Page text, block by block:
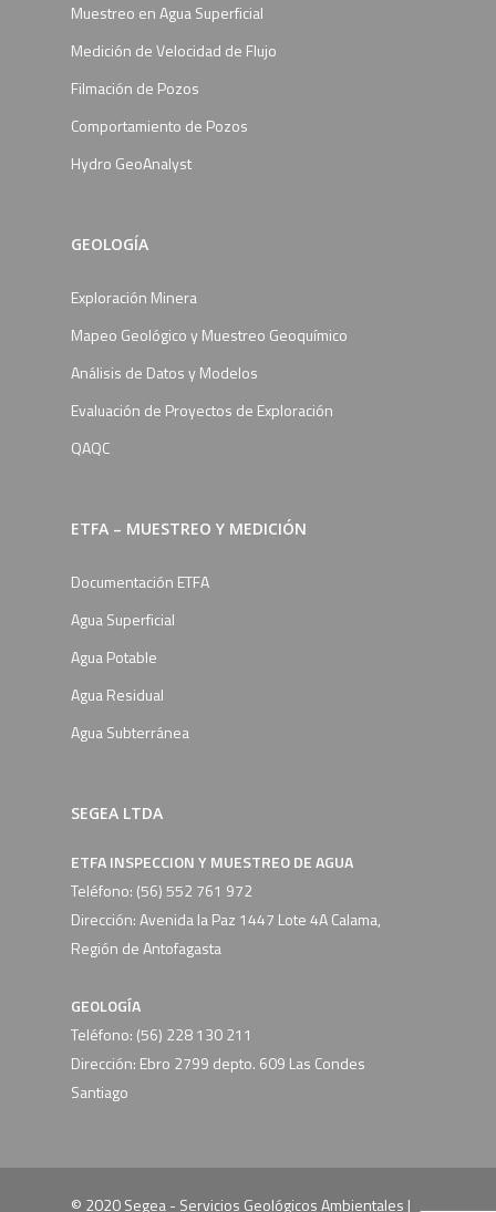
Muestreo en Agua Superficial
Medición de Velocidad de Flujo
Filmación de Pozos
Comportamiento de Pozos
Hydro GeoAnalyst
GEOLOGÍA
Exploración Minera
Mapeo Geológico y Muestreo Geoquímico
Análisis de Datos y Modelos
Evaluación de Proyectos de Exploración
QAQC
ETFA – MUESTREO Y MEDICIÓN
Documentación ETFA
Agua Superficial
Agua Potable
Agua Residual
Agua Subterránea
SEGEA LTDA
ETFA INSPECCION Y MUESTREO DE AGUA
Teléfono: (56) 552 761 972
Dirección: Avenida la Paz 1447 Lote 4A Calama,
Región de Antofagasta
GEOLOGÍA
Teléfono: (56) 228 130 211
Dirección: Ebro 2799 depto. 609 Las Condes
Santiago
© 2020 Segea - Servicios Geológicos Ambientales |